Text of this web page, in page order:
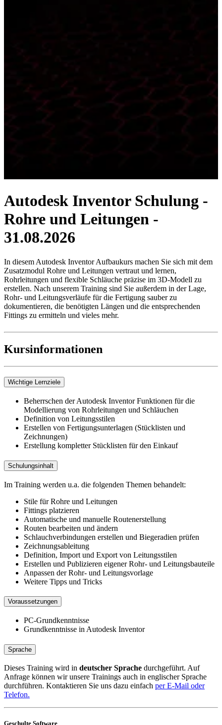
Autodesk Inventor Schulung -
Rohre und Leitungen -
31.08.2026
In diesem Autodesk Inventor Aufbaukurs machen Sie sich mit dem
Zusatzmodul Rohre und Leitungen vertraut und lernen,
Rohrleitungen und flexible Schläuche präzise im 3D-Modell zu
erstellen. Nach unserem Training sind Sie außerdem in der Lage,
Rohr- und Leitungsverläufe für die Fertigung sauber zu
dokumentieren, die benötigten Längen und die entsprechenden
Fittings zu ermitteln und vieles mehr.
Kursinformationen
Wichtige Lernziele
Beherrschen der Autodesk Inventor Funktionen für die
Modellierung von Rohrleitungen und Schläuchen
Definition von Leitungsstilen
Erstellen von Fertigungsunterlagen (Stücklisten und
Zeichnungen)
Erstellung kompletter Stücklisten für den Einkauf
Schulungsinhalt
Im Training werden u.a. die folgenden Themen behandelt:
Stile für Rohre und Leitungen
Fittings platzieren
Automatische und manuelle Routenerstellung
Routen bearbeiten und ändern
Schlauchverbindungen erstellen und Biegeradien prüfen
Zeichnungsableitung
Definition, Import und Export von Leitungsstilen
Erstellen und Publizieren eigener Rohr- und Leitungsbauteile
Anpassen der Rohr- und Leitungsvorlage
Weitere Tipps und Tricks
Voraussetzungen
PC-Grundkenntnisse
Grundkenntnisse in Autodesk Inventor
Sprache
Dieses Training wird in deutscher Sprache durchgeführt. Auf
Anfrage können wir unsere Trainings auch in englischer Sprache
durchführen. Kontaktieren Sie uns dazu einfach per E-Mail oder
Telefon.
Geschulte Software